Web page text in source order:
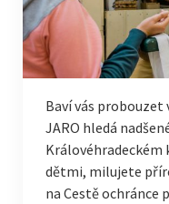
Baví vás probouzet
JARO hledá
Královéhradeckém
dětmi, milujete
na Cestě ochránce